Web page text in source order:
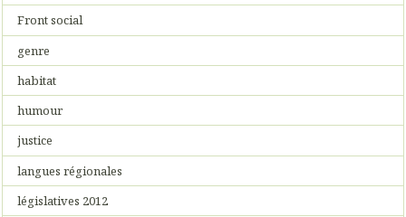
Front social
genre
habitat
humour
justice
langues régionales
législatives 2012